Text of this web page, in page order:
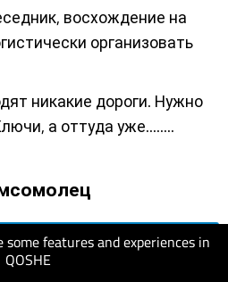
features and experiences in
QOSHE
восхождение на
организовать
никакие дороги. Нужно
а оттуда уже........